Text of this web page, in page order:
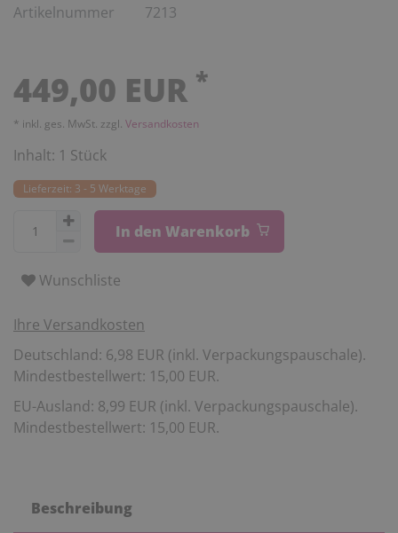
Artikelnummer 7213
449,00 EUR *
* inkl. ges. MwSt. zzgl. Versandkosten
Inhalt: 1 Stück
Lieferzeit: 3 - 5 Werktage
In den Warenkorb
Wunschliste
Ihre Versandkosten
Deutschland: 6,98 EUR (inkl. Verpackungspauschale).
Mindestbestellwert: 15,00 EUR.
EU-Ausland: 8,99 EUR (inkl. Verpackungspauschale).
Mindestbestellwert: 15,00 EUR.
Beschreibung